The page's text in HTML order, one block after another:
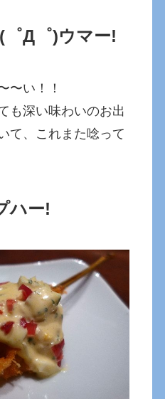
(゜Д゜)ウマー!
〜い！！
も深い味わいのお出
て、これまた唸って
ハー!